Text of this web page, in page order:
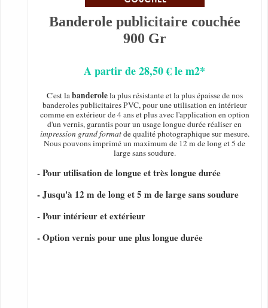
Banderole publicitaire couchée
900 Gr
A partir de 28,50 € le m2*
C'est labanderolela plus résistante et la plus épaisse de nos
banderoles publicitaires PVC, pour une utilisation en intérieur
comme en extérieur de 4 ans et plus avec l'application en option
d'un vernis, garantis pour un usage longue durée réaliser en
impression grand formatde qualité photographique sur mesure.
Nous pouvons imprimé un maximum de 12 m de long et 5 de
large sans soudure.
- Pour utilisation de longue et très longue durée
- Jusqu'à 12 m de long et 5 m de large sans soudure
- Pour intérieur et extérieur
- Option vernis pour une plus longue durée